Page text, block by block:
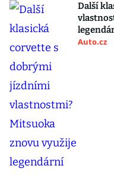
Další
Auto.cz